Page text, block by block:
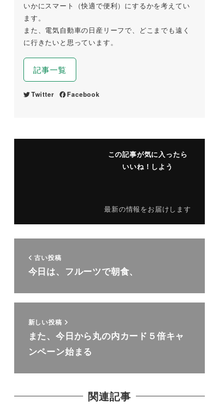
いかにスマート（快適で便利）にするかを考えてい
ます。
また、電気自動車の日産リーフで、どこまでも遠く
に行きたいと思っています。
記事一覧
Twitter Facebook
この記事が気に入ったら
いいね！しよう
最新の情報をお届けします
古い投稿
今日は、フルーツで朝食、
新しい投稿
また、今日から丸の内カード５倍キャ
ンペーン始まる
関連記事